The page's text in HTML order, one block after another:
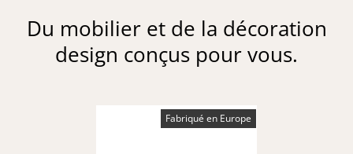
Du mobilier et de la décoration
design conçus pour vous.
Fabriqué en Europe